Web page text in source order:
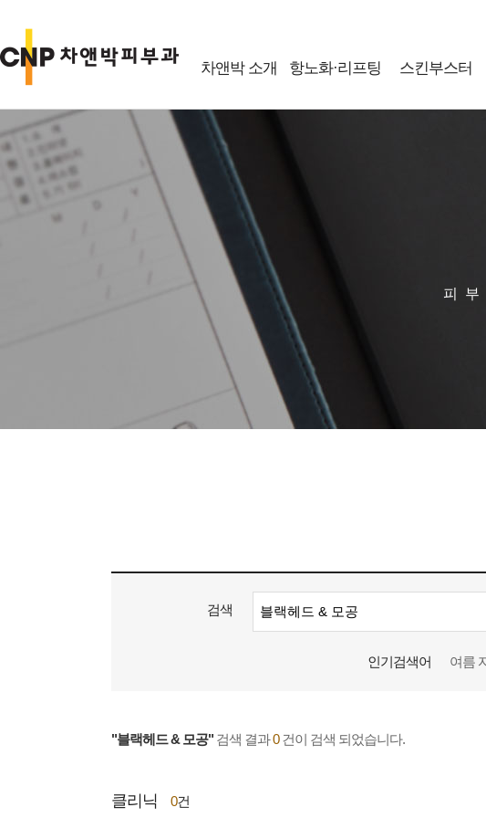
차앤박 소개 항노화·리프팅 스킨부스터
피
검색
인기검색어 여름
"블랙헤드 & 모공" 검색 결과0건이 검색 되었습니다.
클리닉 0건